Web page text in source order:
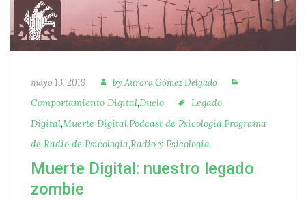
Publicado
mayo 13, 2019 Autora
by Aurora Gómez Delgado
Comportamiento Digital,Duelo Etiquetas
Legado
Digital,Muerte Digital,Podcast de Psicología,Programa
de Radio de Psicología,Radio y Psicología
Muerte Digital: nuestro legado
zombie